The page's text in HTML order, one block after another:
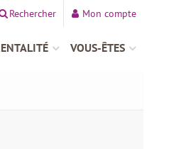
Rechercher Mon compte
VOUS-ÊTES